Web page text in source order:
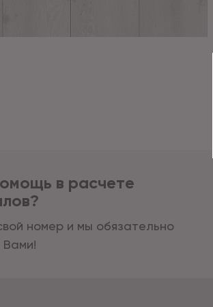
в расчете
номер и мы обязательно
Вами!